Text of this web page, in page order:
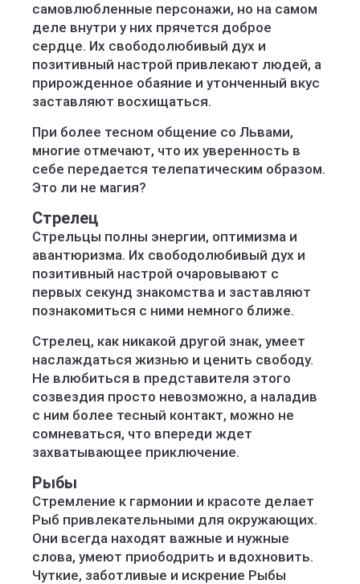
самовлюбленные персонажи, но на самом
деле внутри у них прячется доброе
сердце. Их свободолюбивый дух и
позитивный настрой привлекают людей, а
прирожденное обаяние и утонченный вкус
заставляют восхищаться.
При более тесном общение со Львами,
многие отмечают, что их уверенность в
себе передается телепатическим образом.
Это ли не магия?
Стрелец
Стрельцы полны энергии, оптимизма и
авантюризма. Их свободолюбивый дух и
позитивный настрой очаровывают с
первых секунд знакомства и заставляют
познакомиться с ними немного ближе.
Стрелец, как никакой другой знак, умеет
наслаждаться жизнью и ценить свободу.
Не влюбиться в представителя этого
созвездия просто невозможно, а наладив
с ним более тесный контакт, можно не
сомневаться, что впереди ждет
захватывающее приключение.
Рыбы
Стремление к гармонии и красоте делает
Рыб привлекательными для окружающих.
Они всегда находят важные и нужные
слова, умеют приободрить и вдохновить.
Чуткие, заботливые и искрение Рыбы